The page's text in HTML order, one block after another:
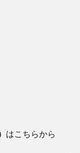
はこちらから